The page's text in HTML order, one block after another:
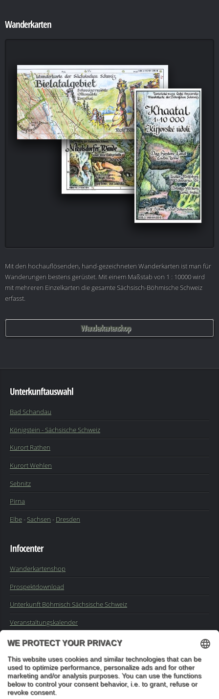
Wanderkarten
Mit den hochauflösenden, hand-gezeichneten Wanderkarten ist man für
Wanderungen bestens gerüstet. Mit einem Maßstab von 1 : 10000 wird
mit mehreren Einzelkarten die gesamte Sächsisch-Böhmische Schweiz
erfasst.
Wanderkartenshop
Unterkunftauswahl
Bad Schandau
Königstein - Sächsische Schweiz
Kurort Rathen
Kurort Wehlen
Sebnitz
Pirna
Elbe-Sachsen - Dresden
Infocenter
Wanderkartenshop
Prospektdownload
Unterkunft Böhmisch Sächsische Schweiz
Veranstaltungskalender
Impressum
Buchungsanfrage